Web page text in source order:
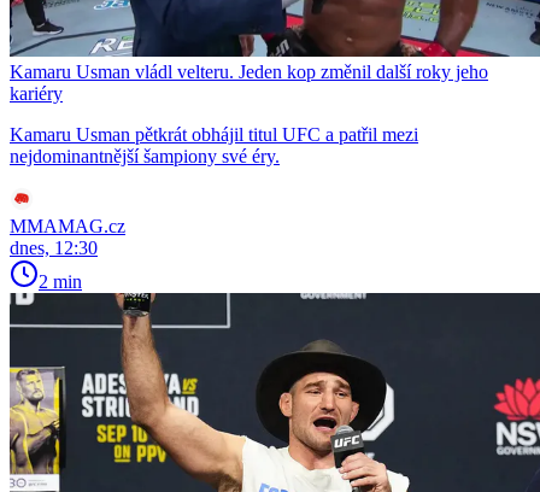
Kamaru Usman vládl velteru. Jeden kop změnil další roky jeho
kariéry
Kamaru Usman pětkrát obhájil titul UFC a patřil mezi
nejdominantnější šampiony své éry.
MMAMAG.cz
dnes, 12:30
2 min